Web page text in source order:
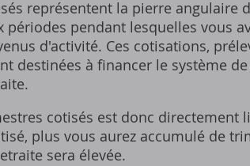
représentent la pierre angulaire
périodes pendant lesquelles vous
d'activité. Ces cotisations‚
destinées à financer le système
cotisés est donc directement
plus vous aurez accumulé de
sera élevée.